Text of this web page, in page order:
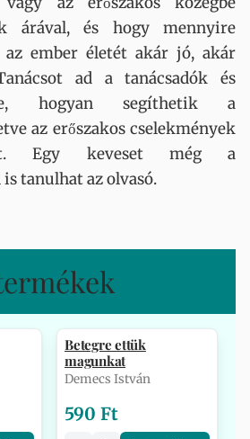
árával, és hogy mennyire
az ember életét akár jó, akár
ad a tanácsadók és
hogyan segíthetik a
az erőszakos cselekmények
Egy keveset még a
tanulhat az olvasó.
Betegre ettük
magunkat
Demecs István
590 Ft